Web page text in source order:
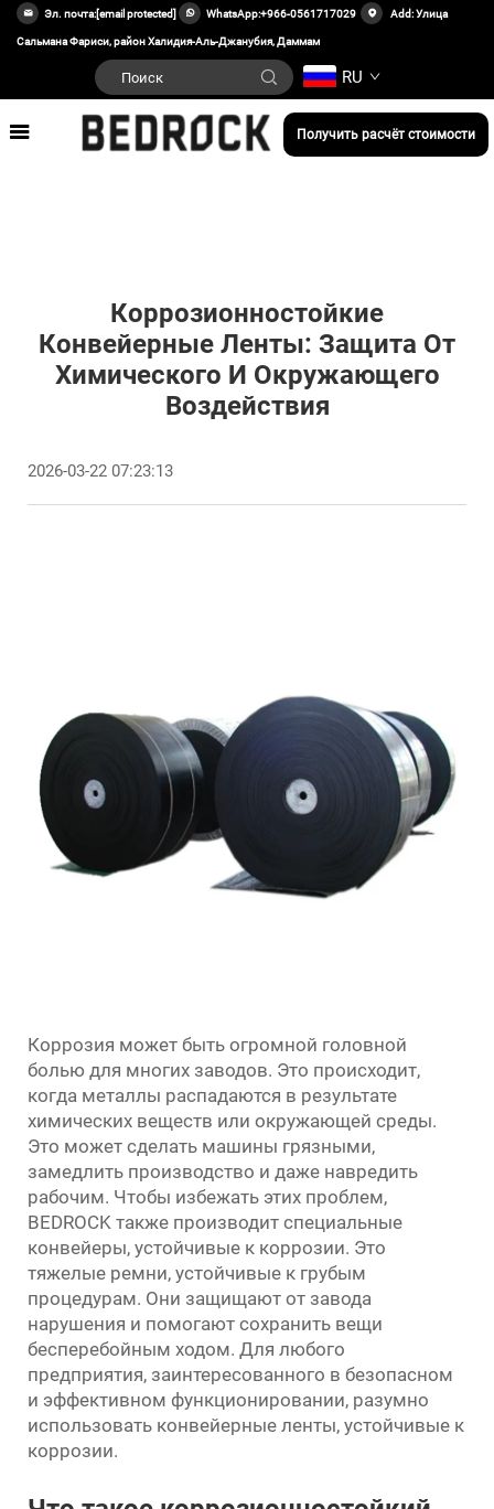
Эл. почта:[email protected] WhatsApp:+966-0561717029 Add: Улица
Сальмана Фариси, район Халидия-Аль-Джанубия, Даммам
RU
Получить расчёт стоимости
Коррозионностойкие
Конвейерные Ленты: Защита От
Химического И Окружающего
Воздействия
2026-03-22 07:23:13
Коррозия может быть огромной головной
болью для многих заводов. Это происходит,
когда металлы распадаются в результате
химических веществ или окружающей среды.
Это может сделать машины грязными,
замедлить производство и даже навредить
рабочим. Чтобы избежать этих проблем,
BEDROCK также производит специальные
конвейеры, устойчивые к коррозии. Это
тяжелые ремни, устойчивые к грубым
процедурам. Они защищают от завода
нарушения и помогают сохранить вещи
бесперебойным ходом. Для любого
предприятия, заинтересованного в безопасном
и эффективном функционировании, разумно
использовать конвейерные ленты, устойчивые к
коррозии.